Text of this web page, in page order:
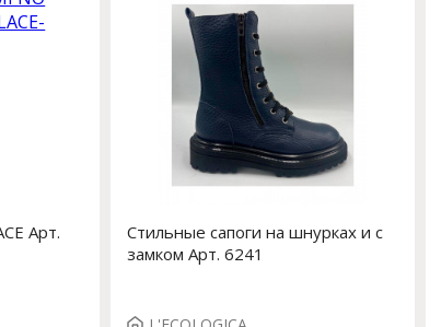
Арт.
Стильные сапоги на шнурках и с
замком Арт. 6241